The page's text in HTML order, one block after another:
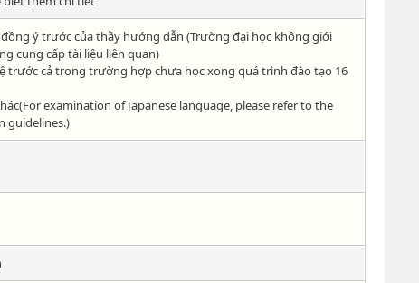
đồng ý trước của thầy hướng dẫn (Trường đại học không giới
cung cấp tài liệu liên quan)
trước cả trong trường hợp chưa học xong quá trình đào tạo 16
examination of Japanese language, please refer to the
guidelines.)